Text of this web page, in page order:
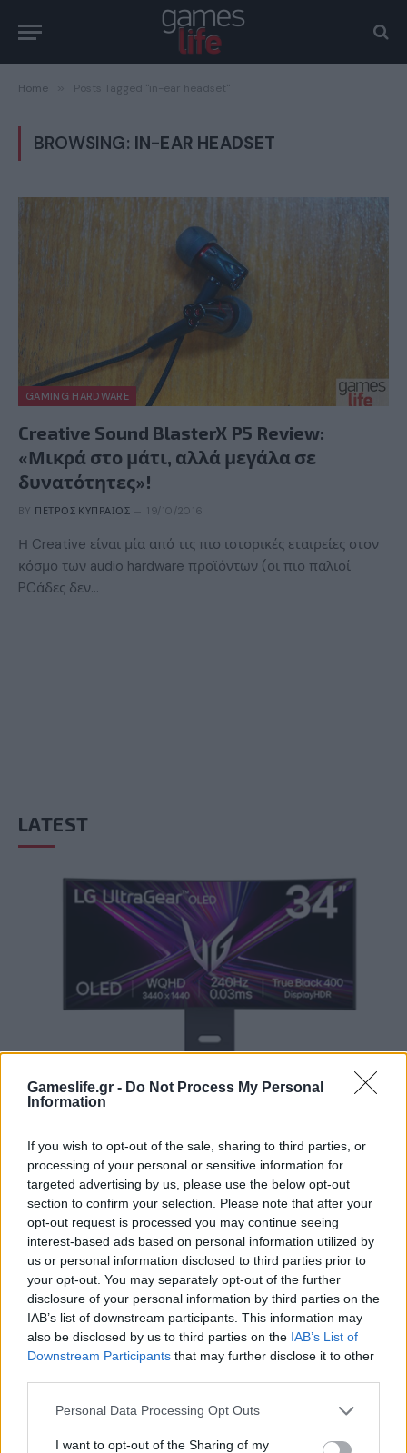
Gameslife.gr - Do Not Process My Personal
Information
If you wish to opt-out of the sale, sharing to third parties, or
processing of your personal or sensitive information for
targeted advertising by us, please use the below opt-out
section to confirm your selection. Please note that after your
opt-out request is processed you may continue seeing
interest-based ads based on personal information utilized by
us or personal information disclosed to third parties prior to
your opt-out. You may separately opt-out of the further
disclosure of your personal information by third parties on the
IAB’s list of downstream participants. This information may
also be disclosed by us to third parties on the IAB’s List of
Downstream Participants that may further disclose it to other
Personal Data Processing Opt Outs
I want to opt-out of the Sharing of my
Home Posts Tagged "in-ear headset"
BROWSING: IN-EAR HEADSET
GAMING HARDWARE
Creative Sound BlasterX P5 Review:
«Μικρά στο μάτι, αλλά μεγάλα σε
δυνατότητες»!
BY ΠΈΤΡΟΣ ΚΥΠΡΑΊΟΣ 19/10/2016
Η Creative είναι μία από τις πιο ιστορικές εταιρείες στον
κόσμο των audio hardware προϊόντων (οι πιο παλιοί
PCάδες δεν…
LATEST
Summer Mode ON! Η LG μετατρέπει κάθε
BY ΠΈΤΡΟΣ ΚΥΠΡΑΊΟΣ 06/08/2026
Καλοκαιρινές στιγμές, ατελείωτες αποδράσεις και gaming
εμπειρίες με την τεχνολογία της LG UltraGear OLED. Η…